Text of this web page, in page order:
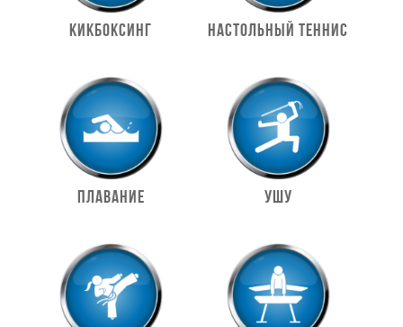
Кикбоксинг Настольный теннис
Плавание Ушу